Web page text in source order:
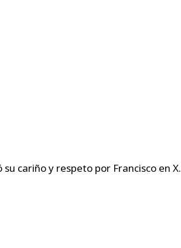
cariño y respeto por Francisco en X.